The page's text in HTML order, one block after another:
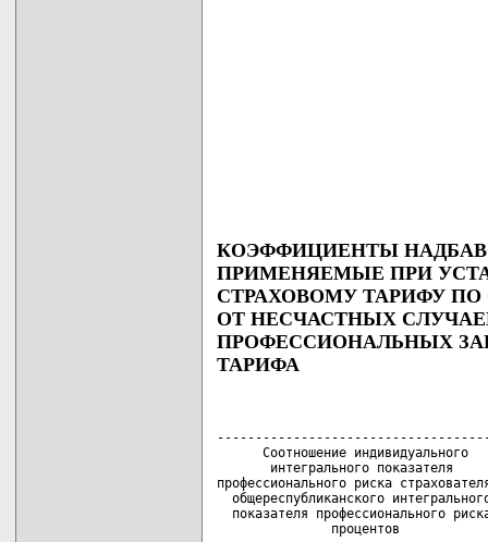
КОЭФФИЦИЕНТЫ
ПРИМЕНЯЕМЫЕ ПРИ
СТРАХОВОМУ ТАРИФУ
ОТ НЕСЧАСТНЫХ
ПРОФЕССИОНАЛЬНЫХ
ТАРИФА
Соотношение индивидуального
интегрального показателя
профессионального риска
общереспубликанского
показателя профессионального
процентов